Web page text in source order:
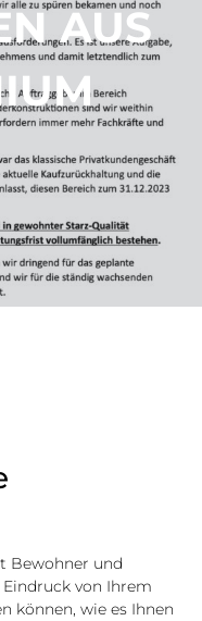
AUS
Bewohner und
von Ihrem
können, wie es Ihnen